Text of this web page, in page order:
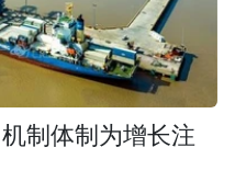
制体制为增长注